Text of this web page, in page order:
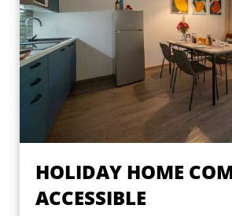
HOLIDAY HOME
ACCESSIBLE